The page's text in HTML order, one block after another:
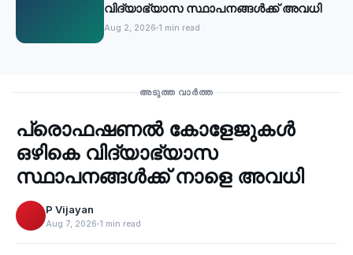
വിദ്യാഭ്യാസ സ്ഥാപനങ്ങൾക്ക് അവധി
Aug 2, 2026 1 min read
അടുത്ത വാർത്ത
‹
പ്രൊഫഷണൽ കോളേജുകൾ
ഒഴികെ വിദ്യാഭ്യാസ
സ്ഥാപനങ്ങൾക്ക് നാളെ അവധി
P Vijayan
Aug 7, 2026 1 min read